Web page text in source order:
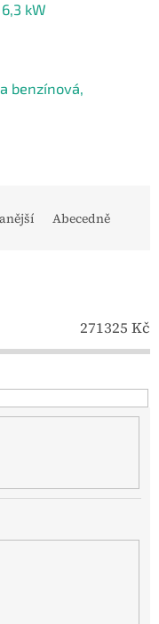
kW
benzínová,
Abecedně
271325 Kč